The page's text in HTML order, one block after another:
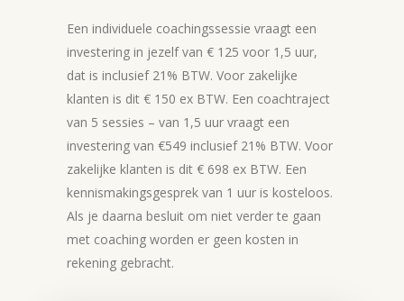
Een individuele coachingssessie vraagt een
investering in jezelf van € 125 voor 1,5 uur,
dat is inclusief 21% BTW. Voor zakelijke
klanten is dit € 150 ex BTW. Een coachtraject
van 5 sessies – van 1,5 uur vraagt een
investering van €549 inclusief 21% BTW. Voor
zakelijke klanten is dit € 698 ex BTW. Een
kennismakingsgesprek van 1 uur is kosteloos.
Als je daarna besluit om niet verder te gaan
met coaching worden er geen kosten in
rekening gebracht.